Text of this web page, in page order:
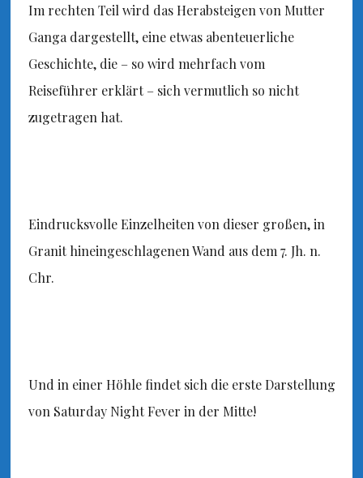
Im rechten Teil wird das Herabsteigen von Mutter
Ganga dargestellt, eine etwas abenteuerliche
Geschichte, die – so wird mehrfach vom
Reiseführer erklärt – sich vermutlich so nicht
zugetragen hat.
Eindrucksvolle Einzelheiten von dieser großen, in
Granit hineingeschlagenen Wand aus dem 7. Jh. n.
Chr.
Und in einer Höhle findet sich die erste Darstellung
von Saturday Night Fever in der Mitte!